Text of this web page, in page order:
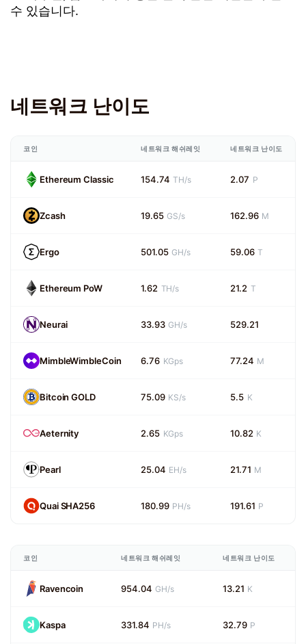
수 있습니다.
네트워크 난이도
코인 네트워크 해쉬레잇 네트워크 난이도
Ethereum Classic 154.74 TH/s 2.07 P
Zcash 19.65 GS/s 162.96 M
Ergo 501.05 GH/s 59.06 T
Ethereum PoW 1.62 TH/s 21.2 T
Neurai 33.93 GH/s 529.21
MimbleWimbleCoin 6.76 KGps 77.24 M
Bitcoin GOLD 75.09 KS/s 5.5 K
Aeternity 2.65 KGps 10.82 K
Pearl 25.04 EH/s 21.71 M
Quai SHA256 180.99 PH/s 191.61 P
코인 네트워크 해쉬레잇 네트워크 난이도
Ravencoin 954.04 GH/s 13.21 K
Kaspa 331.84 PH/s 32.79 P